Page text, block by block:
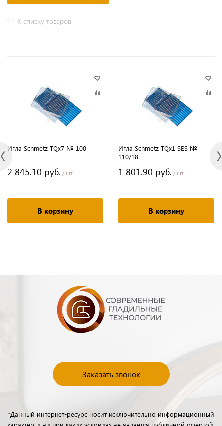
К списку товаров
Игла Schmetz TQx7 № 100
2 845.10 руб. / шт
В корзину
Игла Schmetz TQx1 SES №
110/18
1 801.90 руб. / шт
В корзину
Заказать звонок
*Данный интернет-ресурс носит исключительно информационный
характер и ни при каких условиях не является публичной офертой,